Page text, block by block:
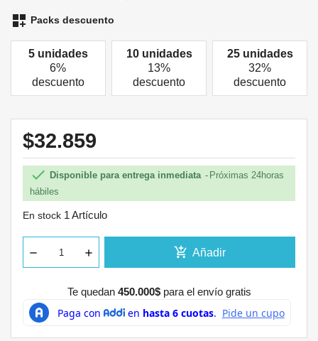
dashboard_customize Packs descuento
5 unidades
6%
descuento
10 unidades
13%
descuento
25 unidades
32%
descuento
$32.859
 Disponible para entrega inmediata
Próximas 24horas
hábiles
En stock 1 Artículo
add_shopping_cart Añadir
Te quedan 450.000$para el envío gratis